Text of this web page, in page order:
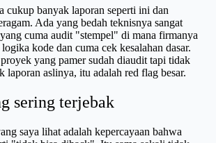
cukup banyak laporan seperti ini dan
Ada yang bedah teknisnya sangat
cuma audit "stempel" di mana firmanya
kode dan cuma cek kesalahan dasar.
yang pamer sudah diaudit tapi tidak
laporan aslinya, itu adalah red flag besar.
sering terjebak
saya lihat adalah kepercayaan bahwa